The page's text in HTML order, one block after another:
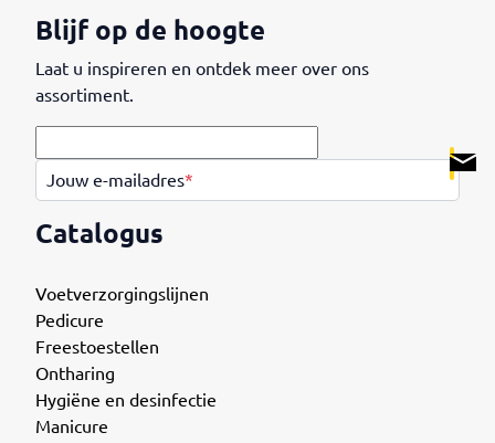
Catalogus
Voetverzorgingslijnen
Pedicure
Freestoestellen
Ontharing
Hygiëne en desinfectie
Manicure
Blijf op de hoogte
Laat u inspireren en ontdek meer over ons
assortiment.
Jouw e-mailadres*
.